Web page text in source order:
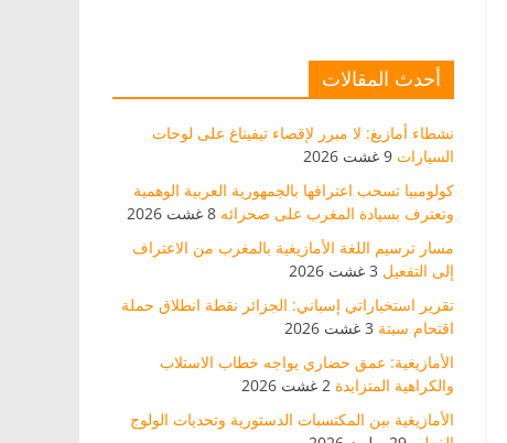
أحدث المقالات
نشطاء أمازيغ: لا مبرر لإقصاء تيفيناغ على لوحات
السيارات 9 غشت 2026
كولومبيا تسحب اعترافها بالجمهورية العربية الوهمية
وتعترف بسيادة المغرب على صحرائه 8 غشت 2026
مسار ترسيم اللغة الأمازيغية بالمغرب من الاعتراف
إلى التفعيل 3 غشت 2026
تقرير استخباراتي إسباني: الجزائر نقطة انطلاق حملة
اقتحام سبتة 3 غشت 2026
الأمازيغية: عمق حضاري يواجه خطاب الاستلاب
والكراهية المتزايدة 2 غشت 2026
الأمازيغية بين المكتسبات الدستورية وتحديات الولوج